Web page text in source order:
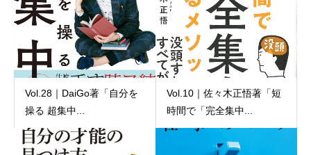
Vol.28｜DaiGo著「自分を
操る 超集中...
Vol.10｜佐々木正悟著「短
時間で「完全集中...